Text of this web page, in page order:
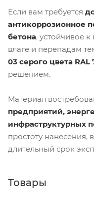
Если вам требуется
антикоррозионное
бетона, устойчивое
влаге и перепадам
03 серого цвета RAL
решением.
Материал
предприятий,
инфраструктурных
простоту нанесения,
длительный срок
Товары